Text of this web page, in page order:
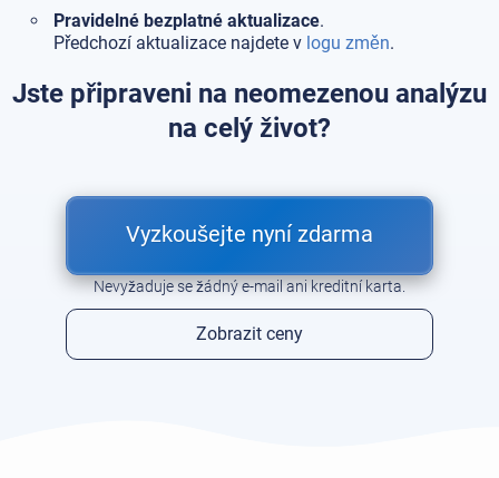
Pravidelné bezplatné aktualizace.
Předchozí aktualizace najdete v logu změn.
Jste připraveni na neomezenou analýzu
na celý život?
Vyzkoušejte nyní zdarma
Nevyžaduje se žádný e-mail ani kreditní karta.
Zobrazit ceny